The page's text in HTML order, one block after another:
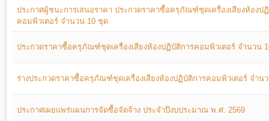
ประกาศผู้ชนะการเสนอราคา ประกวดราคาซื้อครุภัณฑ์ชุดเครื่องเสียงห้องป
คอมพิวเตอร์ จำนวน 10 ชุด
ประกวดราคาซื้อครุภัณฑ์ชุดเครื่องเสียงห้องปฏิบัติการคอมพิวเตอร์ จํานวน
ร่างประกวดราคาซื้อครุภัณฑ์ชุดเครื่องเสียงห้องปฏิบัติการคอมพิวเตอร์ จําน
ประกาศเผยแพร่แผนการจัดซื้อจัดจ้าง ประจําปีงบประมาณ พ.ศ. 2569